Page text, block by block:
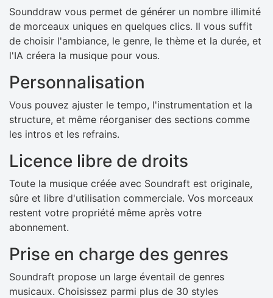
Sounddraw vous permet de générer un nombre illimité
de morceaux uniques en quelques clics. Il vous suffit
de choisir l'ambiance, le genre, le thème et la durée, et
l'IA créera la musique pour vous.
Personnalisation
Vous pouvez ajuster le tempo, l'instrumentation et la
structure, et même réorganiser des sections comme
les intros et les refrains.
Licence libre de droits
Toute la musique créée avec Soundraft est originale,
sûre et libre d'utilisation commerciale. Vos morceaux
restent votre propriété même après votre
abonnement.
Prise en charge des genres
Soundraft propose un large éventail de genres
musicaux. Choisissez parmi plus de 30 styles